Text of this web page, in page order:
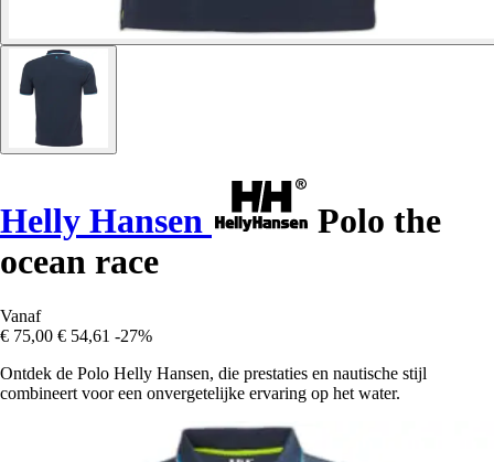
Helly Hansen
Polo the
ocean race
Vanaf
€ 75,00 € 54,61 -27%
Ontdek de Polo Helly Hansen, die prestaties en nautische stijl
combineert voor een onvergetelijke ervaring op het water.